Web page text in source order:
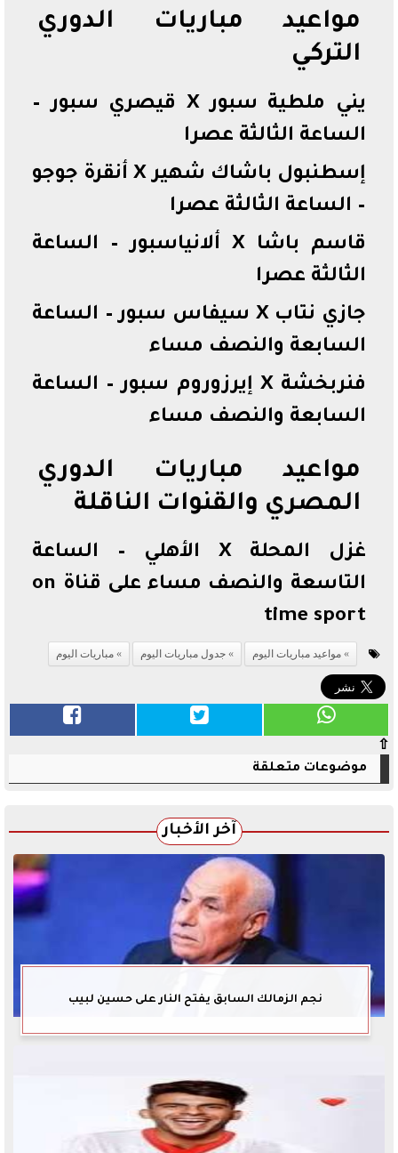
مواعيد مباريات الدوري
التركي
يني ملطية سبور X قيصري سبور –
الساعة الثالثة عصرا
إسطنبول باشاك شهير X أنقرة جوجو
– الساعة الثالثة عصرا
قاسم باشا X ألانياسبور – الساعة
الثالثة عصرا
جازي نتاب X سيفاس سبور – الساعة
السابعة والنصف مساء
فنربخشة X إيرزوروم سبور – الساعة
السابعة والنصف مساء
مواعيد مباريات الدوري
المصري والقنوات الناقلة
غزل المحلة X الأهلي – الساعة
التاسعة والنصف مساء على قناة on
time sport
مواعيد مباريات اليوم جدول مباريات اليوم مباريات اليوم
⇧
موضوعات متعلقة
آخر الأخبار
نجم الزمالك السابق يفتح النار على حسين لبيب